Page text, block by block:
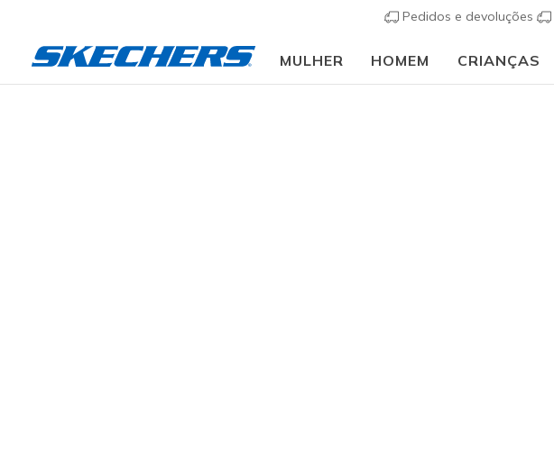
Pedidos e devoluções
MULHER HOMEM CRIANÇAS